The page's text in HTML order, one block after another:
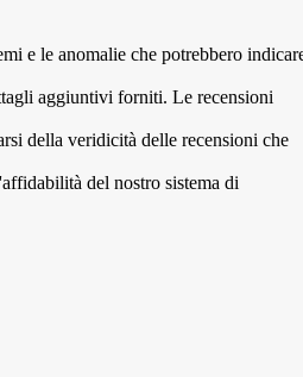
e le anomalie che potrebbero
aggiuntivi forniti. Le recensioni
della veridicità delle recensioni che
del nostro sistema di